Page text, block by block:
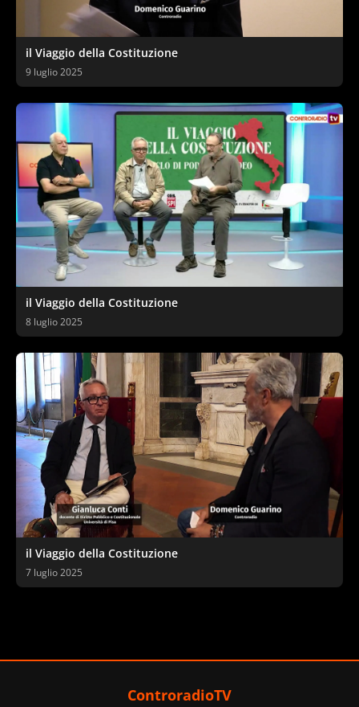
il Viaggio della Costituzione
9 luglio 2025
il Viaggio della Costituzione
8 luglio 2025
il Viaggio della Costituzione
7 luglio 2025
ControradioTV